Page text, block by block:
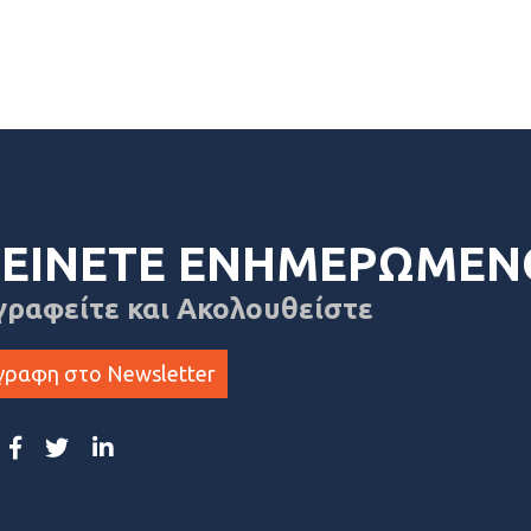
και Ακολουθείστε
στο Newsletter